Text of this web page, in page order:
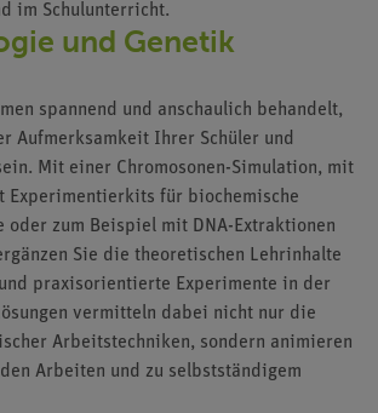
im Schulunterricht.
und Genetik
spannend und anschaulich behandelt,
Aufmerksamkeit Ihrer Schüler und
Mit einer Chromosonen-Simulation, mit
Experimentierkits für biochemische
oder zum Beispiel mit DNA-Extraktionen
Sie die theoretischen Lehrinhalte
praxisorientierte Experimente in der
vermitteln dabei nicht nur die
Arbeitstechniken, sondern animieren
Arbeiten und zu selbstständigem